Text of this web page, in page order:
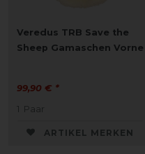
Veredus TRB Save the
Sheep Gamaschen Vorne
99,90 € *
1 Paar
ARTIKEL MERKEN